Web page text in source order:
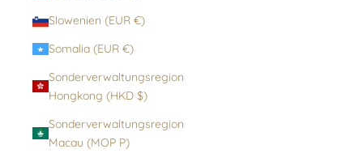
Slowenien (EUR €)
Somalia (EUR €)
Sonderverwaltungsregion
Hongkong (HKD $)
Sonderverwaltungsregion
Macau (MOP P)